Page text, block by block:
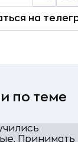
на
по теме